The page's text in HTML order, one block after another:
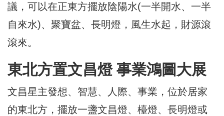
議，可以在正東方擺放陰陽水(一半開水、一半
自來水)、聚寶盆、長明燈，風生水起，財源滾
滾來。
東北方置文昌燈 事業鴻圖大展
文昌星主發想、智慧、人際、事業，位於居家
的東北方，擺放一盞文昌燈、檯燈、長明燈或